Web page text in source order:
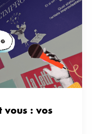
vous : vos